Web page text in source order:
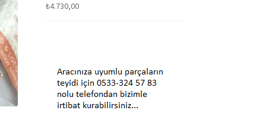
₺4.730,00